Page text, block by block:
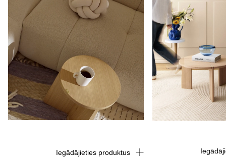
Iegādājieties produktus